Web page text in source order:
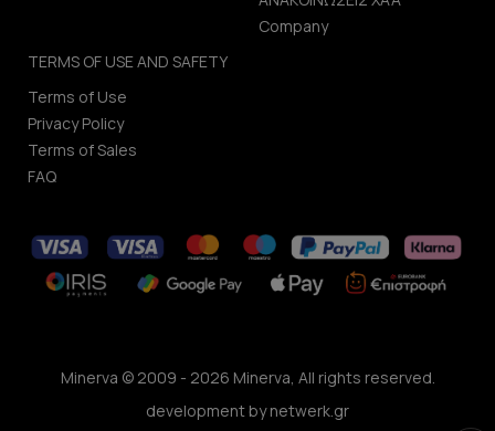
Company
TERMS OF USE AND SAFETY
Terms of Use
Privacy Policy
Terms of Sales
FAQ
Minerva © 2009 - 2026 Minerva, All rights reserved.
development bynetwerk.gr